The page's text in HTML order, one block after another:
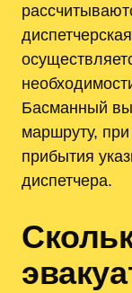
Басманный
маршруту,
прибытия
диспетчера.